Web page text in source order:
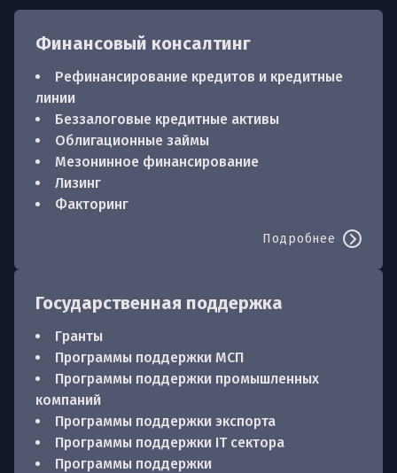
Финансовый консалтинг
Рефинансирование кредитов и кредитные
линии
Беззалоговые кредитные активы
Облигационные займы
Мезонинное финансирование
Лизинг
Факторинг
Подробнее
Государственная поддержка
Гранты
Программы поддержки МСП
Программы поддержки промышленных
компаний
Программы поддержки экспорта
Программы поддержки IT сектора
Программы поддержки